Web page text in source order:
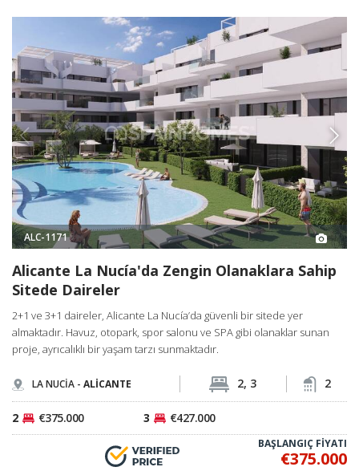
ALC-1171
Alicante La Nucía'da Zengin Olanaklara Sahip
Sitede Daireler
2+1 ve 3+1 daireler, Alicante La Nucía’da güvenli bir sitede yer
almaktadır. Havuz, otopark, spor salonu ve SPA gibi olanaklar sunan
proje, ayrıcalıklı bir yaşam tarzı sunmaktadır.
LA NUCİA - ALİCANTE 2, 3 2
2 €375.000 3 €427.000
BAŞLANGIÇ FİYATI
€375.000